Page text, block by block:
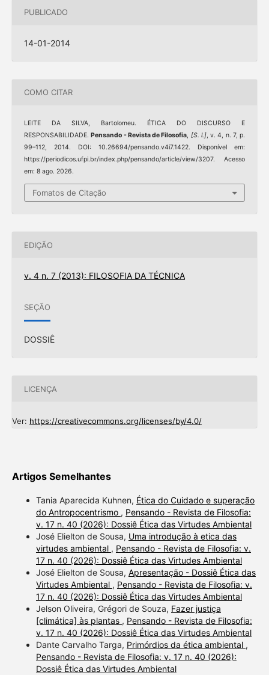
PUBLICADO
14-01-2014
COMO CITAR
LEITE DA SILVA, Bartolomeu. ÉTICA DO DISCURSO E
RESPONSABILIDADE.Pensando - Revista de Filosofia [S. l.], v. 4, n. 7, p.
99–112, 2014. DOI: 10.26694/pensando.v4i7.1422. Disponível em:
https://periodicos.ufpi.br/index.php/pensando/article/view/3207. Acesso
em: 8 ago. 2026.
Fomatos de Citação
EDIÇÃO
v. 4 n. 7 (2013): FILOSOFIA DA TÉCNICA
SEÇÃO
DOSSIÊ
LICENÇA
Ver: https://creativecommons.org/licenses/by/4.0/
Artigos Semelhantes
Tania Aparecida Kuhnen, Ética do Cuidado e superação
do Antropocentrismo , Pensando - Revista de Filosofia:
v. 17 n. 40 (2026): Dossiê Ética das Virtudes Ambiental
José Elielton de Sousa, Uma introdução à etica das
virtudes ambiental , Pensando - Revista de Filosofia: v.
17 n. 40 (2026): Dossiê Ética das Virtudes Ambiental
José Elielton de Sousa, Apresentação - Dossiê Ética das
Virtudes Ambiental , Pensando - Revista de Filosofia: v.
17 n. 40 (2026): Dossiê Ética das Virtudes Ambiental
Jelson Oliveira, Grégori de Souza, Fazer justiça
[climática] às plantas , Pensando - Revista de Filosofia:
v. 17 n. 40 (2026): Dossiê Ética das Virtudes Ambiental
Dante Carvalho Targa, Primórdios da ética ambiental ,
Pensando - Revista de Filosofia: v. 17 n. 40 (2026):
Dossiê Ética das Virtudes Ambiental